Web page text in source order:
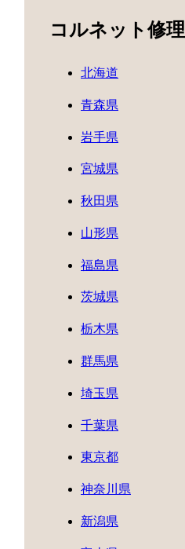
コルネット修理
北海道
青森県
岩手県
宮城県
秋田県
山形県
福島県
茨城県
栃木県
群馬県
埼玉県
千葉県
東京都
神奈川県
新潟県